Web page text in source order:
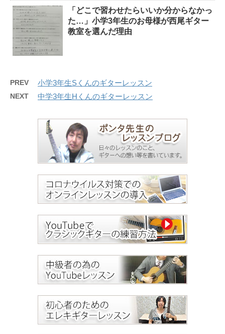
「どこで習わせたらいいか分からなかっ
た…」小学3年生のお母様が西尾ギター
教室を選んだ理由
PREV 小学3年生Sくんのギターレッスン
NEXT 中学3年生Hくんのギターレッスン